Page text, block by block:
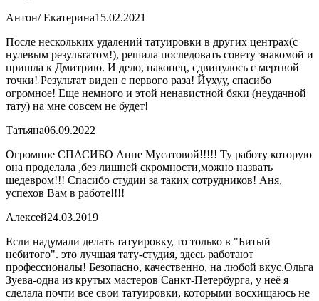
Антон/ Екатерина15.02.2021
После нескольких удалений татуировки в других центрах(с
нулевым результатом!), решила последовать совету знакомой и
пришла к Дмитрию. И дело, наконец, сдвинулось с мертвой
точки! Результат виден с первого раза! Йухуу, спасибо
огромное! Еще немного и этой ненавистной бяки (неудачной
тату) на мне совсем не будет!
Татьяна06.09.2022
Огромное СПАСИБО Анне Мусатовой!!!!! Ту работу которую
она проделала ,без лишней скромности,можно назвать
шедевром!!! Спасибо студии за таких сотрудников! Аня,
успехов Вам в работе!!!!
Алексей24.03.2019
Если надумали делать татуировку, то только в "Битый
небитого". это лучшая тату-студия, здесь работают
профессионалы! Безопасно, качественно, на любой вкус.Ольга
Зуева-одна из крутых мастеров Санкт-Петербурга, у неё я
сделала почти все свои татуировки, которыми восхищаюсь не